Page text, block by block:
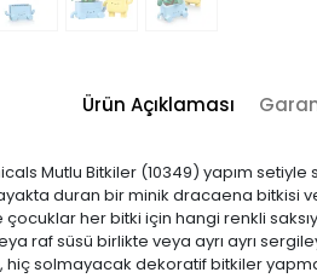
Ürün Açıklaması
Mutlu Bitkiler (10349) yapım
ayakta duran bir minik dracaena
çocuklar her bitki için hangi renkli
raf süsü birlikte veya ayrı ayrı
hiç solmayacak dekoratif bitkiler